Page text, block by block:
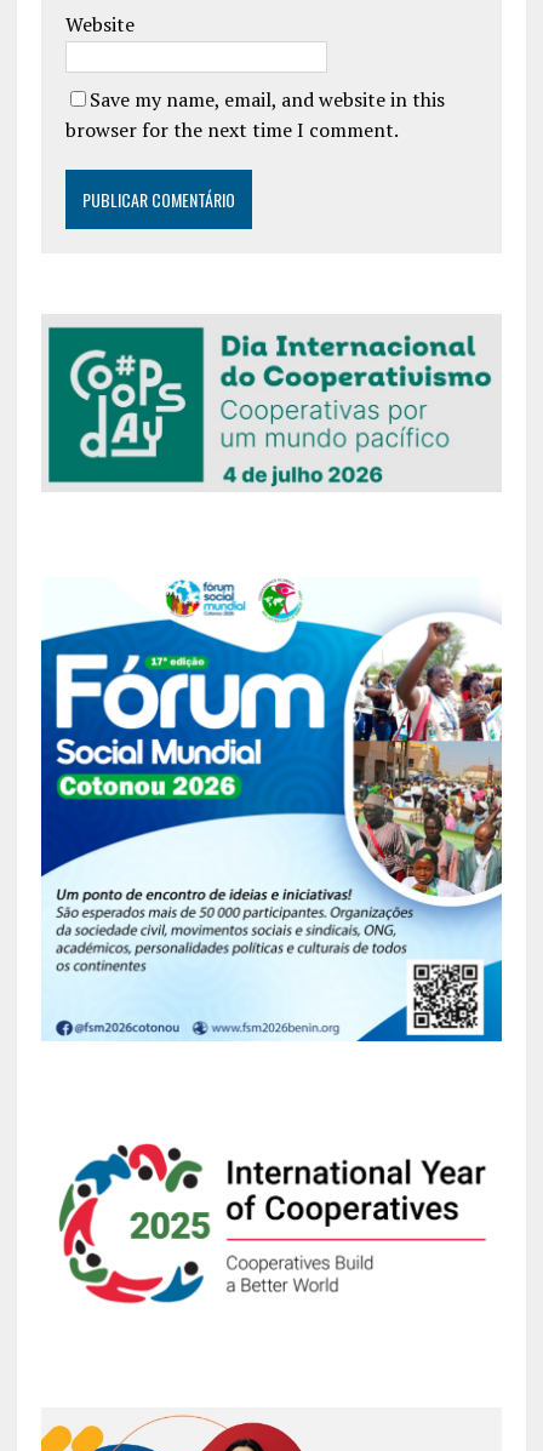
Website
Save my name, email, and website in this
browser for the next time I comment.